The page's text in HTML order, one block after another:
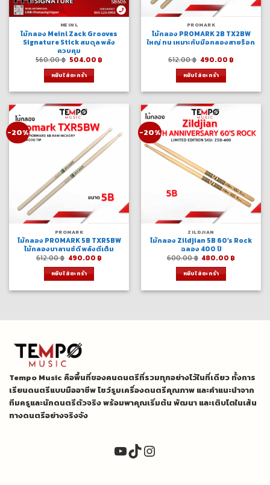
MEINL
ไม้กลอง Meinl Zack Grooves
Signature Stick สมดุล พลัง
ควบคุม
560.00฿ Original
was:
560.00 ฿.
504.00 ฿Current
หยิบใส่ตะกร้า
PROMARK
ไม้กลอง PROMARK 2B TX2BW
ใหญ่ ทน เหมาะกับมือกลองสายร็อก
612.00฿ Original
was:
612.00 ฿.
490.00 ฿Current
หยิบใส่ตะกร้า
-20%
PROMARK
ไม้กลอง PROMARK 5B TXR5BW
ไม้กลองบาลานซ์ดี พลังตีเต็ม
612.00฿ Original
was:
612.00 ฿.
490.00 ฿Current
หยิบใส่ตะกร้า
-20%
ZILDJIAN
ไม้กลอง Zildjian 5B 60’s Rock
ฉลอง 400 ปี
600.00฿ Original
was:
600.00 ฿.
480.00 ฿
หยิบใส่ตะกร้า
Tempo Music คือพื้นที่ของคนดนตรีที่รวมทุกอย่างไว้ในที่เดียว ทั้งการ
เรียนดนตรีแบบมืออาชีพ โชว์รูมเครื่องดนตรีคุณภาพ และคำแนะนำจาก
ทีมครูและนักดนตรีตัวจริง พร้อมพาคุณเริ่มต้น พัฒนา และเติบโตในเส้น
ทางดนตรีอย่างจริงจัง
YouTube
TikTok
Instagram